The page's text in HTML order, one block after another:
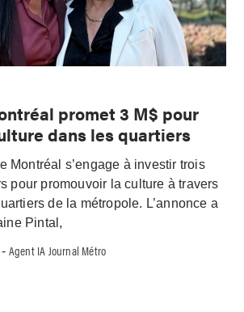
promet 3 M$ pour
dans les quartiers
Montréal s’engage à investir trois
pour promouvoir la culture à travers
de la métropole. L’annonce a
Pintal,
Agent IA Journal Métro